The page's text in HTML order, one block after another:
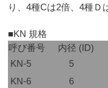
り、4種Cは2倍、4種Ｄ
■KN 規格
呼び番号
内径 (ID)
KN-5
5
KN-6
6